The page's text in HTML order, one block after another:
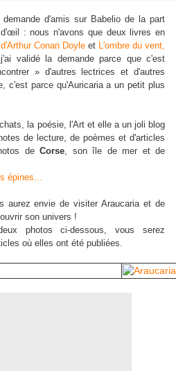
d'amis sur Babelio de la part
: nous n'avons que deux livres en
Conan Doyle et L'ombre du vent,
validé la demande parce que c'est
» d'autres lectrices et d'autres
c'est parce qu'Auricaria a un petit plus
la poésie, l'Art et elle a un joli blog
de lecture, de poèmes et d'articles
de Corse, son île de mer et de
épines...
aurez envie de visiter Araucaria et de
son univers !
photos ci-dessous, vous serez
où elles ont été publiées.